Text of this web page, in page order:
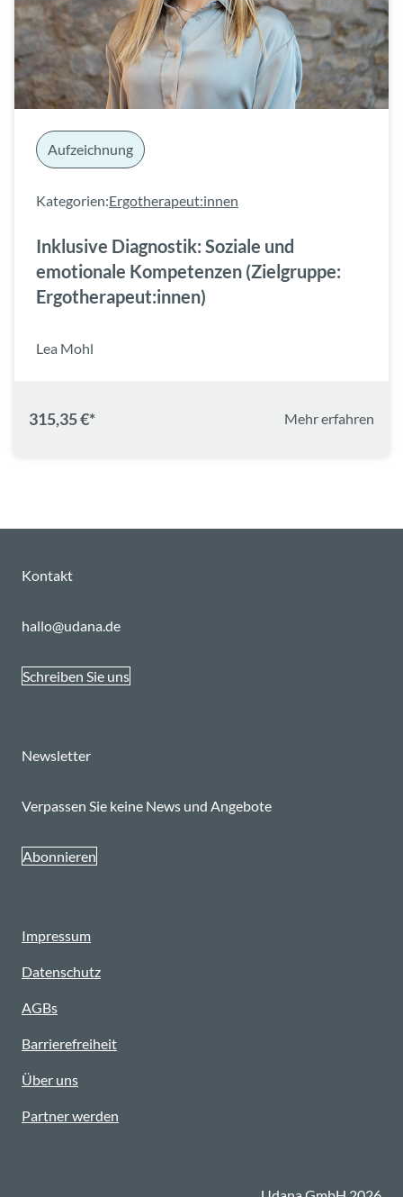
Aufzeichnung
Kategorien:Ergotherapeut:innen
Inklusive Diagnostik: Soziale und
emotionale Kompetenzen (Zielgruppe:
Ergotherapeut:innen)
Lea Mohl
315,35 €* Mehr erfahren
Impressum
Datenschutz
AGBs
Barrierefreiheit
Über uns
Partner werden
Kontakt
hallo@udana.de
Schreiben Sie uns
Newsletter
Verpassen Sie keine News und Angebote
Abonnieren